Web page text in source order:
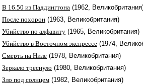
В 16.50 из Паддингтона (1962,
После похорон (1963, Великобритания)
Убийство по алфавиту (1965, Великобритания)
Убийство в Восточном экспрессе (1974,
Смерть на Ниле (1978, Великобритания)
Зеркало треснуло (1980, Великобритания)
Зло под солнцем (1982, Великобритания)